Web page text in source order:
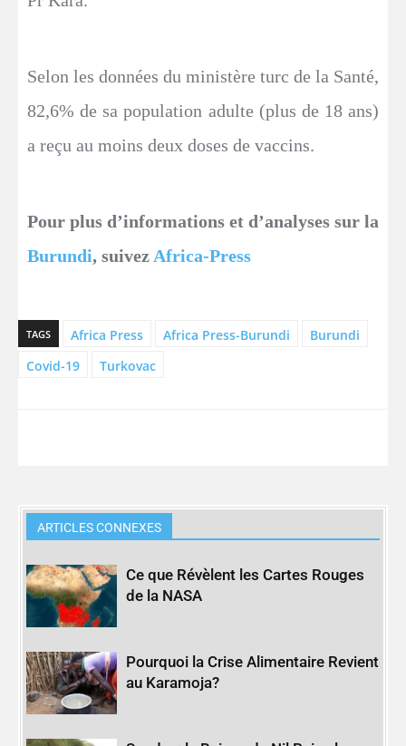
Selon les données du ministère turc de la Santé,
82,6% de sa population adulte (plus de 18 ans)
a reçu au moins deux doses de vaccins.
Pour plus d’informations et d’analyses sur la
Burundi, suivez Africa-Press
TAGS Africa Press Africa Press-Burundi
Burundi
Covid-19
Turkovac
ARTICLES CONNEXES
Ce que Révèlent les Cartes Rouges
de la NASA
Pourquoi la Crise Alimentaire Revient
au Karamoja?